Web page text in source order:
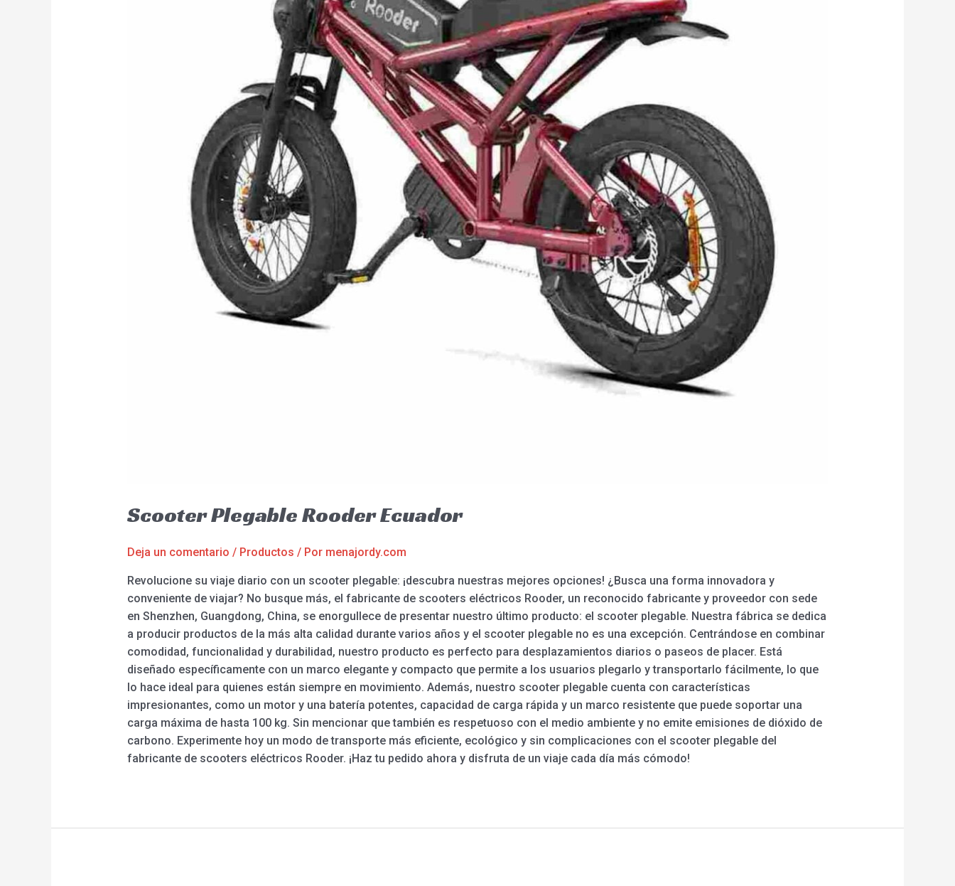
Scooter Plegable Rooder Ecuador
Deja un comentario / Productos / Por menajordy.com
Revolucione su viaje diario con un scooter plegable: ¡descubra nuestras mejores opciones! ¿Busca una forma innovadora y
conveniente de viajar? No busque más, el fabricante de scooters eléctricos Rooder, un reconocido fabricante y proveedor con sede
en Shenzhen, Guangdong, China, se enorgullece de presentar nuestro último producto: el scooter plegable. Nuestra fábrica se dedica
a producir productos de la más alta calidad durante varios años y el scooter plegable no es una excepción. Centrándose en combinar
comodidad, funcionalidad y durabilidad, nuestro producto es perfecto para desplazamientos diarios o paseos de placer. Está
diseñado específicamente con un marco elegante y compacto que permite a los usuarios plegarlo y transportarlo fácilmente, lo que
lo hace ideal para quienes están siempre en movimiento. Además, nuestro scooter plegable cuenta con características
impresionantes, como un motor y una batería potentes, capacidad de carga rápida y un marco resistente que puede soportar una
carga máxima de hasta 100 kg. Sin mencionar que también es respetuoso con el medio ambiente y no emite emisiones de dióxido de
carbono. Experimente hoy un modo de transporte más eficiente, ecológico y sin complicaciones con el scooter plegable del
fabricante de scooters eléctricos Rooder. ¡Haz tu pedido ahora y disfruta de un viaje cada día más cómodo!